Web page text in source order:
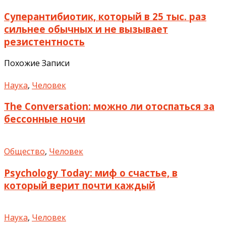
Суперантибиотик, который в 25 тыс. раз
сильнее обычных и не вызывает
резистентность
Похожие Записи
Наука, Человек
The Conversation: можно ли отоспаться за
бессонные ночи
Общество, Человек
Psychology Today: миф о счастье, в
который верит почти каждый
Наука, Человек